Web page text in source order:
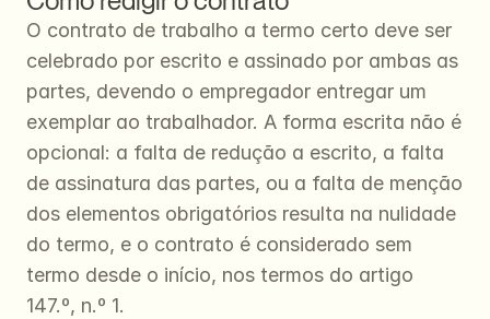
O contrato de trabalho a termo certo deve ser
celebrado por escrito e assinado por ambas as
partes, devendo o empregador entregar um
exemplar ao trabalhador. A forma escrita não é
opcional: a falta de redução a escrito, a falta
de assinatura das partes, ou a falta de menção
dos elementos obrigatórios resulta na nulidade
do termo, e o contrato é considerado sem
termo desde o início, nos termos do artigo
147.º, n.º 1.